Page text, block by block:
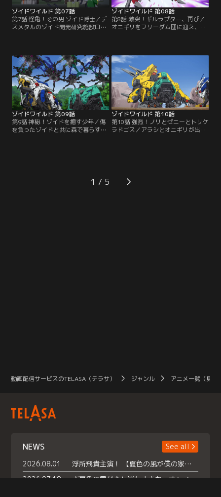
ゾイドワイルド 第07話
第7話 怪亀！その男 ゾイド博士／デ
スメタルのゾイド開発研究施設ロウ
イドのプロガノケリス種・ガノンタ
スを実験台に、デスメタルキー作り
を手伝わされていた。実験で苦しむ
ゾイド達を見たアラシの怒りは頂点
に！【提供：バンダイチャンネル】
ゾイドワイルド 第08話
第8話 激突！ギルラプター、再び／
オニギリをフリーダム団に迎え、旅
は竹林に向かう。だがそこにいたの
は、かつてアラシとワイルドライガ
ーを苦しめた、デスメタル四天王、
瞬撃のドレイクだった。【提供：バ
ンダイチャンネル】
ゾイドワイルド 第09話
第9話 神秘！ゾイドを癒す少年／傷
を負ったゾイドと共に森で暮らす少
ゾイドワイルド 第10話
第10話 強烈！ノリとゼニーとトリケ
ラドゴス／アラシとオニギリが出会
する村に野生のラプトールの大群が
迫っていた…。【提供：バンダイチ
1
動画配信サービスのTELASA（テラサ） ジャンル アニメ一覧（見放
NEWS
See all
2026.08.01
浮所飛貴主演！ 【夏色の風が僕の家にやってきた】 本日よりテラサで独占配信スタート！
2026.07.18
『夏色の雲が恋と嵐をまきおこす』スペシャルメイキング 【Part1】2026年７月18日（土）23時30分～配信スタート！話題のシーンの裏側を大公開！豪華キャスト大集合！ 『武宮家 真夏の家族会議』開催！